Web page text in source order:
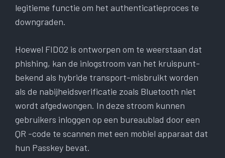
legitieme functie om het authenticatieproces te
downgraden.
Hoewel FIDO2 is ontworpen om te weerstaan dat
phishing, kan de inlogstroom van het kruispunt-
bekend als hybride transport-misbruikt worden
als de nabijheidsverificatie zoals Bluetooth niet
wordt afgedwongen. In deze stroom kunnen
gebruikers inloggen op een bureaublad door een
QR -code te scannen met een mobiel apparaat dat
hun Passkey bevat.